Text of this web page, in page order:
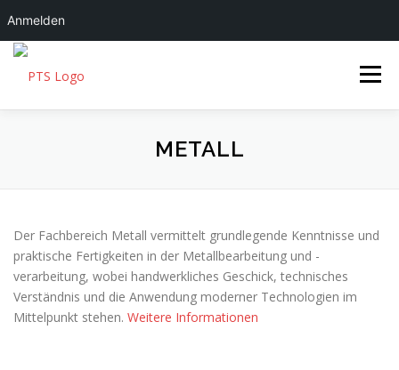
Anmelden
Zum Inhalt springen
Menü
ÜBER UNS SCHULLEBEN
METALL
Der Fachbereich Metall vermittelt grundlegende Kenntnisse und
praktische Fertigkeiten in der Metallbearbeitung und -
verarbeitung, wobei handwerkliches Geschick, technisches
Verständnis und die Anwendung moderner Technologien im
Mittelpunkt stehen. Weitere Informationen